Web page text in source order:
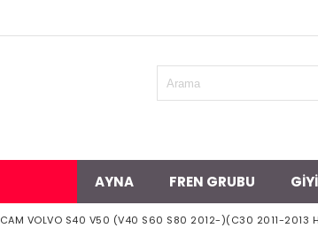
AYNA FREN GRUBU
CAM VOLVO S40 V50 (V40 S60 S80 2012-)(C30 2011-2013